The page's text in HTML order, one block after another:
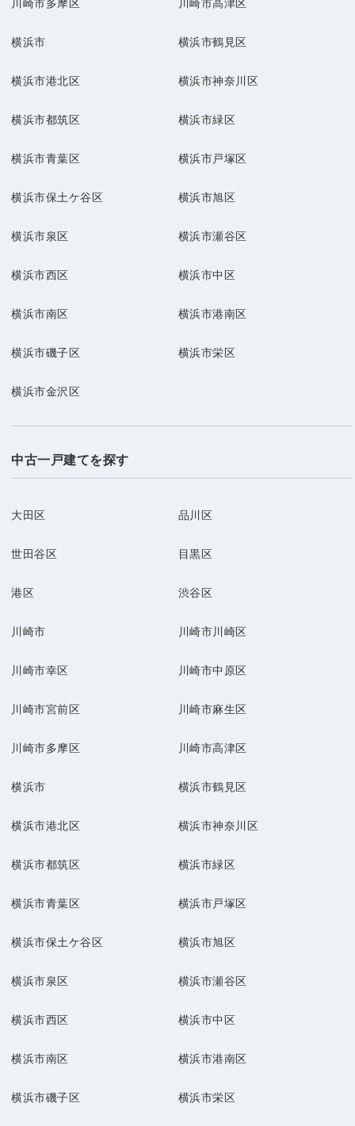
川崎市多摩区 川崎市高津区
横浜市 横浜市鶴見区
横浜市港北区 横浜市神奈川区
横浜市都筑区 横浜市緑区
横浜市青葉区 横浜市戸塚区
横浜市保土ケ谷区 横浜市旭区
横浜市泉区 横浜市瀬谷区
横浜市西区 横浜市中区
横浜市南区 横浜市港南区
横浜市磯子区 横浜市栄区
横浜市金沢区
中古一戸建てを探す
大田区 品川区
世田谷区 目黒区
港区 渋谷区
川崎市 川崎市川崎区
川崎市幸区 川崎市中原区
川崎市宮前区 川崎市麻生区
川崎市多摩区 川崎市高津区
横浜市 横浜市鶴見区
横浜市港北区 横浜市神奈川区
横浜市都筑区 横浜市緑区
横浜市青葉区 横浜市戸塚区
横浜市保土ケ谷区 横浜市旭区
横浜市泉区 横浜市瀬谷区
横浜市西区 横浜市中区
横浜市南区 横浜市港南区
横浜市磯子区 横浜市栄区